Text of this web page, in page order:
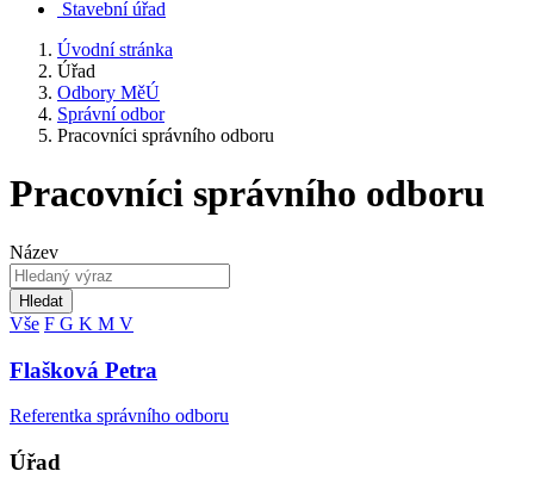
Stavební úřad
Úvodní stránka
Úřad
Odbory MěÚ
Správní odbor
Pracovníci správního odboru
Pracovníci správního odboru
Název
Hledat
Vše F G K M V
Flašková Petra
Referentka správního odboru
Úřad